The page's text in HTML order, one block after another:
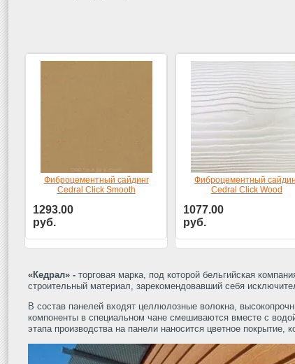
Фиброцементный сайдинг
Cedral Click Smooth
1293.00
руб.
Фиброцементный
Cedral Click Wood
1077.00
руб.
«Кедрал» - торговая марка, под которой бельгийская
строительный материал, зарекомендовавший себя
В состав панелей входят целлюлозные волокна,
компоненты в специальном чане смешиваются вместе с
этапа производства на панели наносится цветное